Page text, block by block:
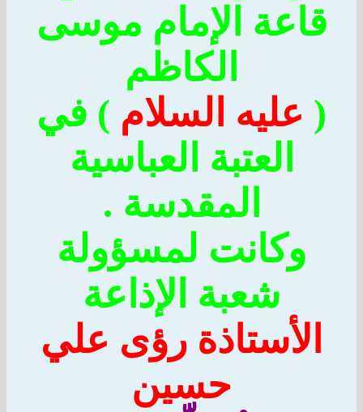
الإمام موسى
الكاظم
عليه السلام) في
العتبة العباسية
المقدسة .
وكانت لمسؤولة
شعبة الإذاعة
رؤى علي
حسين